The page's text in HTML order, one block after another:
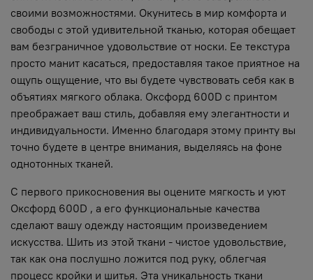
своими возможностями. Окунитесь в мир комфорта и
свободы с этой удивительной тканью, которая обещает
вам безграничное удовольствие от носки. Ее текстура
просто манит касаться, предоставляя такое приятное на
ощупь ощущение, что вы будете чувствовать себя как в
объятиях мягкого облака. Оксфорд 600D с принтом
преображает ваш стиль, добавляя ему элегантности и
индивидуальности. Именно благодаря этому принту вы
точно будете в центре внимания, выделяясь на фоне
однотонных тканей.
С первого прикосновения вы оцените мягкость и уют
Оксфорд 600D , а его функциональные качества
сделают вашу одежду настоящим произведением
искусства. Шить из этой ткани - чистое удовольствие,
так как она послушно ложится под руку, облегчая
процесс кройки и шитья. Эта уникальность ткани